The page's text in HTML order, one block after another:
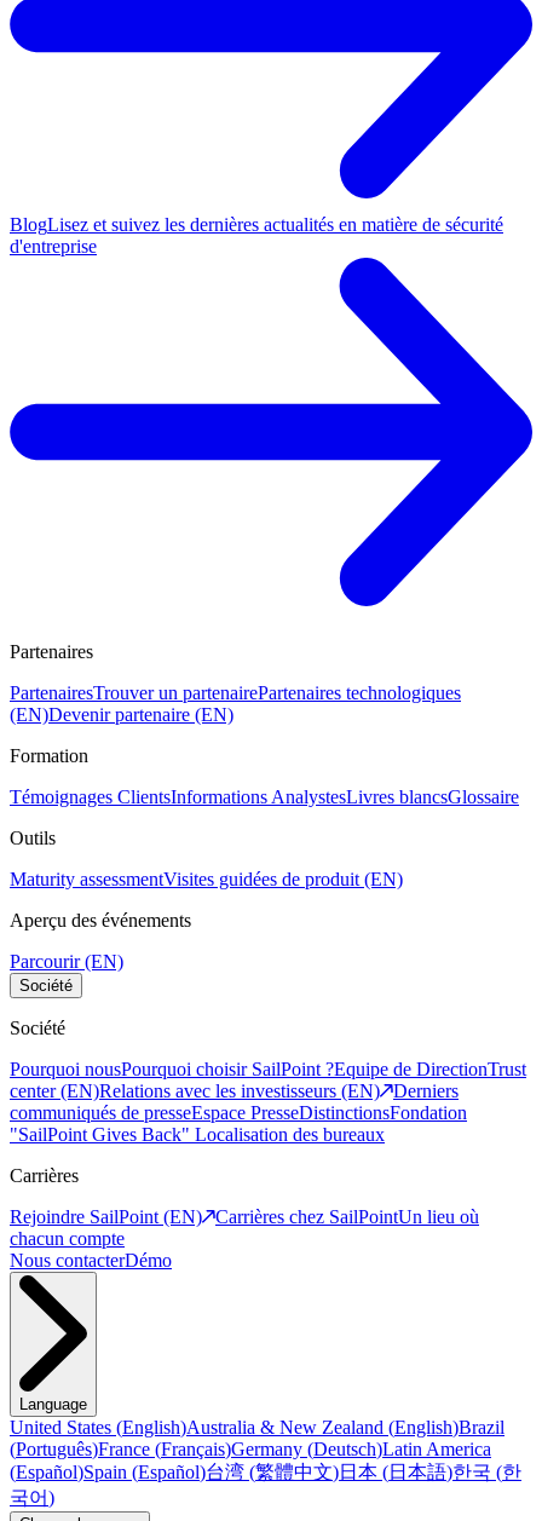
BlogLisez et suivez les dernières actualités en matière de sécurité
d'entreprise
Partenaires
PartenairesTrouver un partenairePartenaires technologiques
(EN)Devenir partenaire (EN)
Formation
Témoignages ClientsInformations AnalystesLivres blancsGlossaire
Outils
Maturity assessmentVisites guidées de produit (EN)
Aperçu des événements
Parcourir (EN)
Société
Société
Pourquoi nousPourquoi choisir SailPoint ?Equipe de DirectionTrust
center (EN)Relations avec les investisseurs (EN)
Derniers
communiqués de presseEspace PresseDistinctionsFondation
"SailPoint Gives Back" Localisation des bureaux
Carrières
Rejoindre SailPoint (EN)
Carrières chez SailPointUn lieu où
chacun compte
Nous contacterDémo
Language
United States (English)Australia & New Zealand (English)Brazil
(Português)France (Français)Germany (Deutsch)Latin America
(Español)Spain (Español)台湾 (繁體中文)日本 (日本語)한국 (한
국어)